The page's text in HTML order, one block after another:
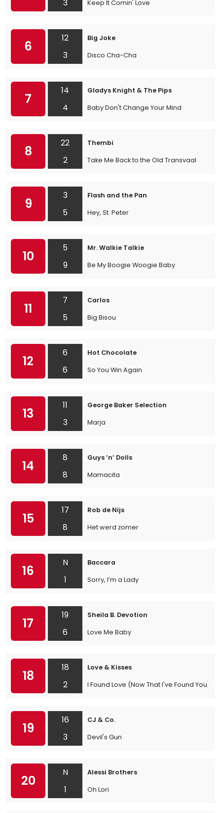
3 Keep It Comin' Love
6
12
3
Big Joke
Disco Cha-Cha
7
14
4
Gladys Knight & The Pips
Baby Don't Change Your Mind
8
22
2
Thembi
Take Me Back to the Old Transvaal
9
3
5
Flash and the Pan
Hey, St. Peter
10
5
9
Mr. Walkie Talkie
Be My Boogie Woogie Baby
11
7
5
Carlos
Big Bisou
12
6
6
Hot Chocolate
So You Win Again
13
11
3
George Baker Selection
Marja
14
8
8
Guys ’n’ Dolls
Mamacita
15
17
8
Rob de Nijs
Het werd zomer
16
N
1
Baccara
Sorry, I’m a Lady
17
19
6
Sheila B. Devotion
Love Me Baby
18
18
2
Love & Kisses
I Found Love (Now That I've Found You)
19
16
3
CJ & Co.
Devil's Gun
20
N
1
Alessi Brothers
Oh Lori